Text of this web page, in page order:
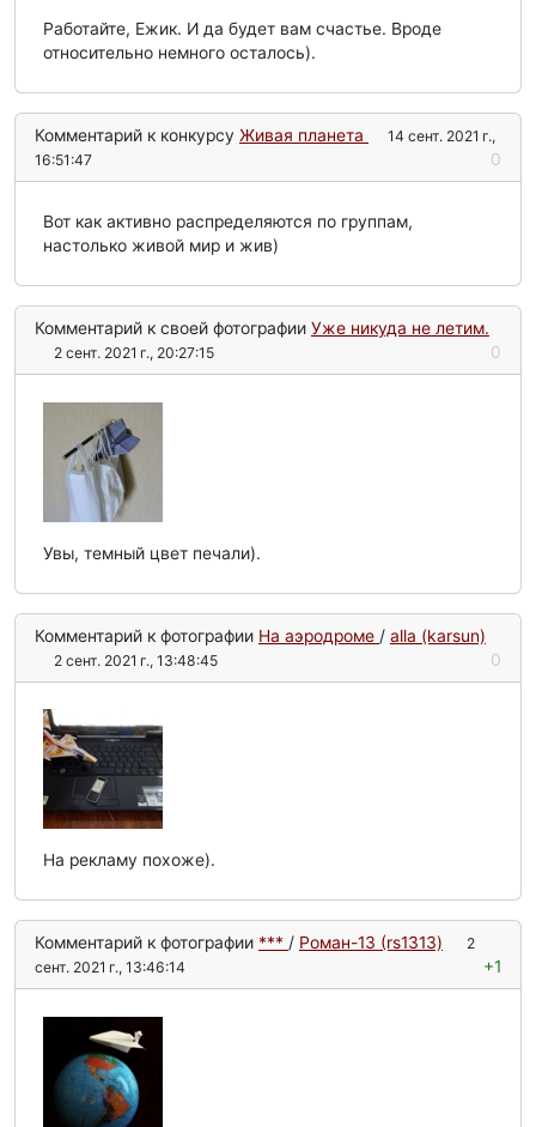
Работайте, Ежик. И да будет вам счастье. Вроде
относительно немного осталось).
Комментарий к конкурсу Живая планета
14 сент. 2021 г.,
16:51:47
0
Вот как активно распределяются по группам,
настолько живой мир и жив)
Комментарий к своей фотографии Уже никуда не летим.
2 сент. 2021 г., 20:27:15 0
Увы, темный цвет печали).
Комментарий к фотографии На аэродроме / alla (karsun)
2 сент. 2021 г., 13:48:45 0
На рекламу похоже).
Комментарий к фотографии *** / Роман-13 (rs1313)
2
сент. 2021 г., 13:46:14
+1